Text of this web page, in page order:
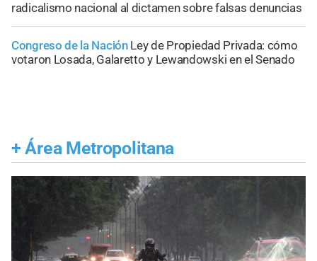
radicalismo nacional al dictamen sobre falsas denuncias
Congreso de la Nación Ley de Propiedad Privada: cómo
votaron Losada, Galaretto y Lewandowski en el Senado
+ Área Metropolitana